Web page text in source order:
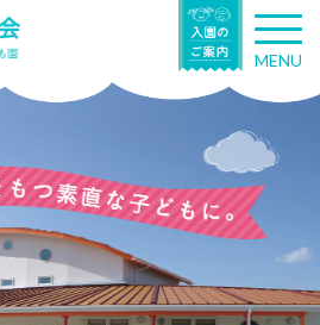
T
o
g
n
g
a
t
MENU